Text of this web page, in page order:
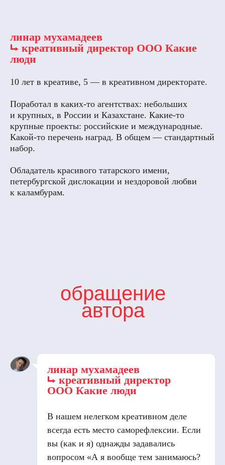
линар мухамадеев
⮡ креативный директор ООО Какие
люди
10 лет в креативе, 5 — в креативном директорате.
Поработал в каких-то агентствах: небольших
и крупных, в России и Казахстане. Какие-то
крупные проекты: российские и международные.
Какой-то перечень наград. В общем — стандартный
набор.
Обладатель красивого татарского имени,
петербургской дислокации и нездоровой любви
к каламбурам.
обращение
автора
линар мухамадеев
⮡ креативный директор
ООО Какие люди
В нашем нелегком креативном деле
всегда есть место саморефлексии. Если
вы (как и я) однажды задавались
вопросом «А я вообще тем занимаюсь?